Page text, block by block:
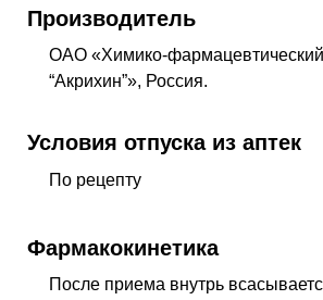
Производитель
ОАО «Химико-
“Акрихин”», Россия.
Условия отпуска из аптек
По рецепту
Фармакокинетика
После приема внутрь